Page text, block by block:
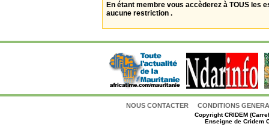
En étant membre vous accèderez à TOUS les
aucune restriction .
NOUS CONTACTER CONDITIONS
CopyrightCRIDEM
Enseigne de Cridem